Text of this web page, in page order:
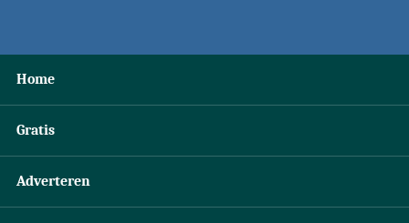
Home
Gratis
Adverteren